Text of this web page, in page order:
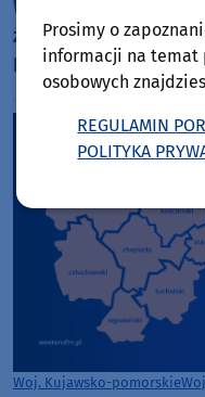
W weekend część
zamieniła się w
ROZMOWA)
Woj. Kujawsko-pomorskie
Prosimy o
informacji na temat
osobowych
REGULAMIN
POLITYKA